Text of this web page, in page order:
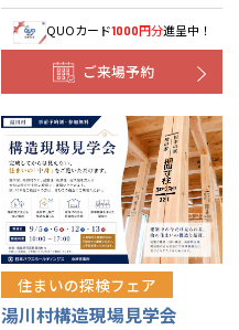
QUOカード1000円分進呈中！
ご来場予約
住まいの探検フェア
湯川村構造現場見学会